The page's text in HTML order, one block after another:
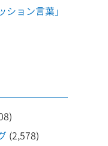
ョン言葉」
(2,578)